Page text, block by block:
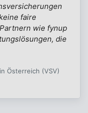
faire
wie fynup
die
Österreich (VSV)